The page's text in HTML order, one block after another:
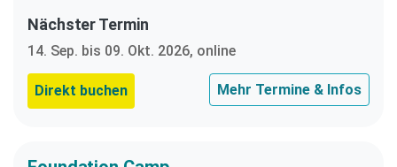
Nächster Termin
14. Sep. bis 09. Okt. 2026, online
Direkt buchen Mehr Termine & Infos